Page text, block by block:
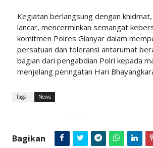
Kegiatan berlangsung dengan
lancar, mencerminkan semangat
komitmen Polres Gianyar dalam
persatuan dan toleransi antarumat
bagian dari pengabdian Polri kepada
menjelang peringatan Hari
Tags : News
Bagikan